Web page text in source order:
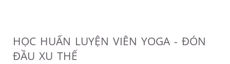
HỌC HUẤN LUYỆN VIÊN YOGA - ĐÓN
ĐẦU XU THẾ